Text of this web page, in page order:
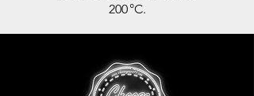
200 °C.